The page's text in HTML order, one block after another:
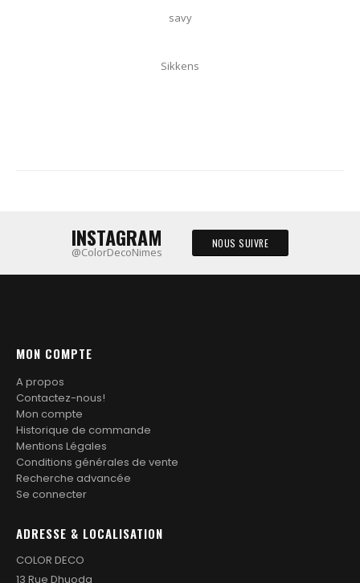
savy
Sikkens
INSTAGRAM
@ColorDecoNimes
NOUS SUIVRE
MON COMPTE
A propos
Contactez-nous!
Mon compte
Historique de commande
Mentions Légales
Conditions générales de vente
Recherche advancée
Se connecter
ADRESSE & LOCALISATION
COLOR DECO
13 Rue Dhuoda